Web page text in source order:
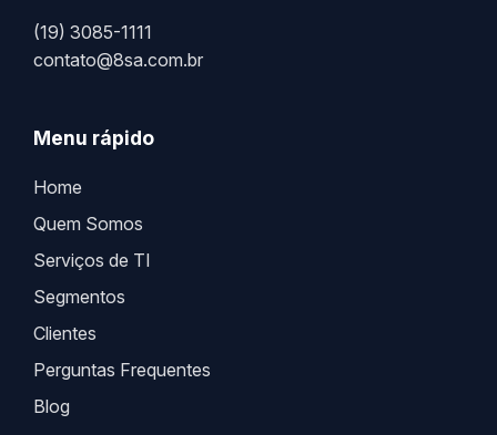
(19) 3085-1111
contato@8sa.com.br
Menu rápido
Home
Quem Somos
Serviços de TI
Segmentos
Clientes
Perguntas Frequentes
Blog